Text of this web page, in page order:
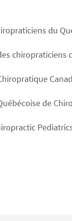
du
chiropraticiens
de